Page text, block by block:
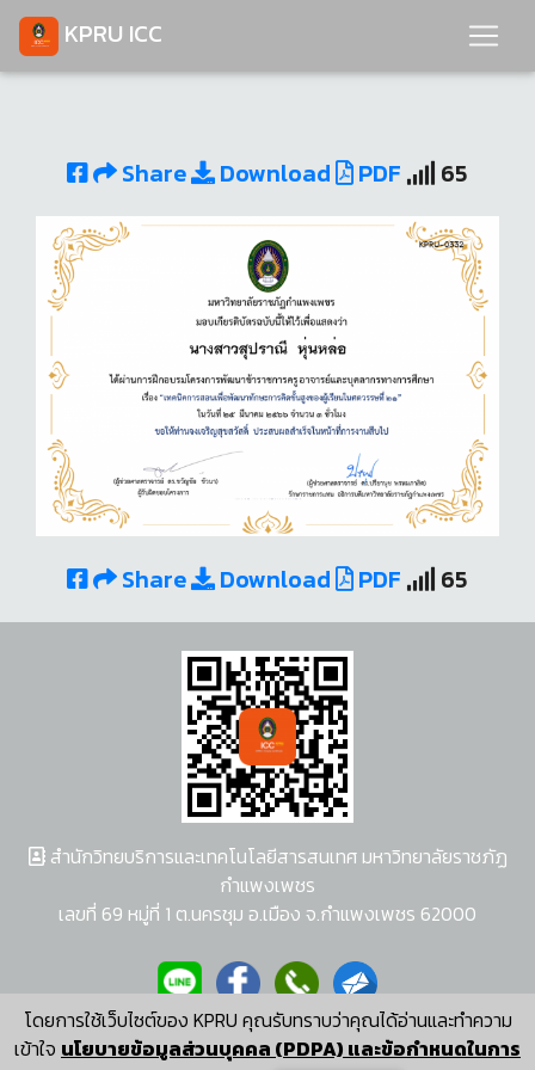
KPRU ICC
Share Download PDF 65
Share Download PDF 65
โดยการใช้เว็บไซต์ของ KPRU คุณรับทราบว่าคุณได้อ่านและทำความ
เข้าใจ นโยบายข้อมูลส่วนบุคคล (PDPA) และข้อกำหนดในการ
สำนักวิทยบริการและเทคโนโลยีสารสนเทศ มหาวิทยาลัยราชภัฏ
กำแพงเพชร
เลขที่ 69 หมู่ที่ 1 ต.นครชุม อ.เมือง จ.กำแพงเพชร 62000
ผู้พัฒนาระบบ อนุชา พวงผกา